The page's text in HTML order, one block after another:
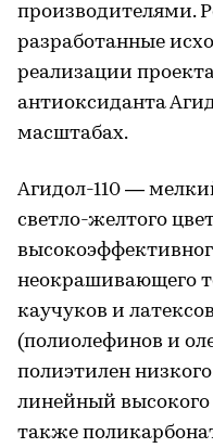
производителями.
разработанные
реализации
антиоксиданта
масштабах.
Агидол-110 —
светло-желтого
неокрашивающего
каучуков и
(полиолефинов и
полиэтилен
линейный высокого
также